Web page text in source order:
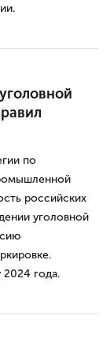
по
российских
уголовной
2024 года.